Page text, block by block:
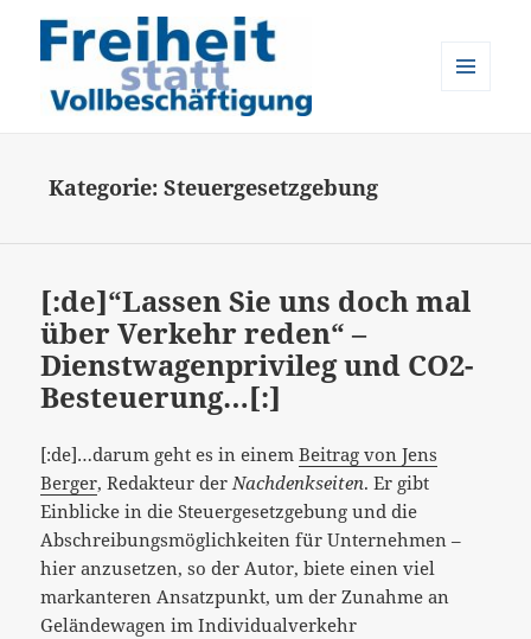
Kategorie:Steuergesetzgebung
[:de]“Lassen Sie uns doch mal
über Verkehr reden“ –
Dienstwagenprivileg und CO2-
Besteuerung…[:]
[:de]…darum geht es in einemBeitrag von Jens
Berger, Redakteur der Nachdenkseiten. Er gibt
Einblicke in die Steuergesetzgebung und die
Abschreibungsmöglichkeiten für Unternehmen –
hier anzusetzen, so der Autor, biete einen viel
markanteren Ansatzpunkt, um der Zunahme an
Geländewagen im Individualverkehr